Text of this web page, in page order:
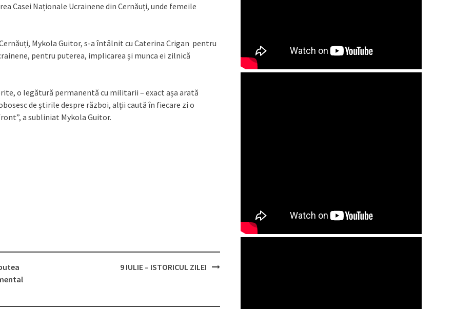
Casei Naționale Ucrainene din Cernăuți, unde femeile
Mykola Guitor, s-a întâlnit cu Caterina Crigan pentru
pentru puterea, implicarea și munca ei zilnică
o legătură permanentă cu militarii – exact așa arată
de știrile despre război, alții caută în fiecare zi o
a subliniat Mykola Guitor.
9 IULIE – ISTORICUL ZILEI